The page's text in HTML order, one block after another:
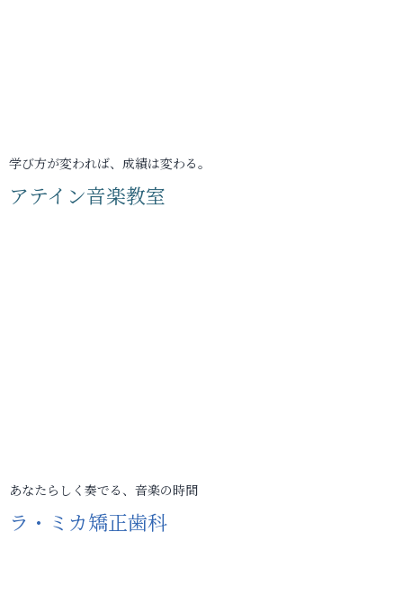
学び方が変われば、成績は変わる。
アテイン音楽教室
あなたらしく奏でる、音楽の時間
ラ・ミカ矯正歯科